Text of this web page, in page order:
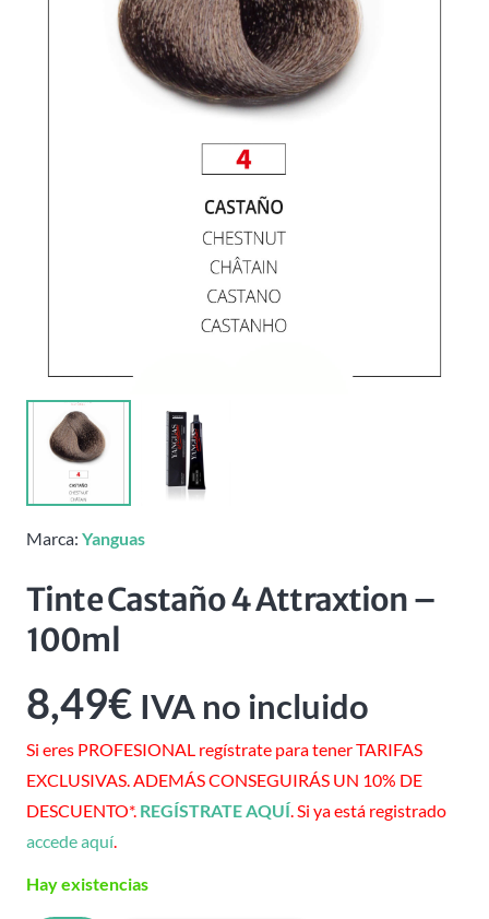
Marca: Yanguas
Tinte Castaño 4 Attraxtion –
100ml
8,49€ IVA no incluido
Si eres PROFESIONAL regístrate para tener TARIFAS
EXCLUSIVAS. ADEMÁS CONSEGUIRÁS UN 10% DE
DESCUENTO*. REGÍSTRATE AQUÍ. Si ya está registrado
accede aquí.
Hay existencias